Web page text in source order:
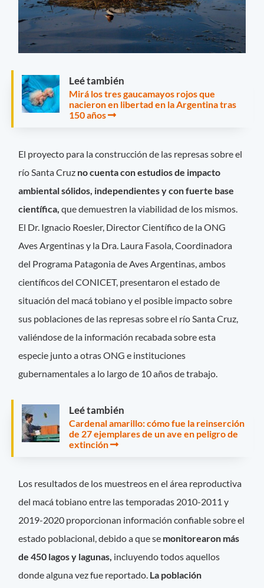
Leé también
Mirá los tres gaucamayos rojos que
nacieron en libertad en la Argentina tras
150 años
El proyecto para la construcción de las represas sobre el
río Santa Cruz no cuenta con estudios de impacto
ambiental sólidos, independientes y con fuerte base
científica, que demuestren la viabilidad de los mismos.
El Dr. Ignacio Roesler, Director Científico de la ONG
Aves Argentinas y la Dra. Laura Fasola, Coordinadora
del Programa Patagonia de Aves Argentinas, ambos
científicos del CONICET, presentaron el estado de
situación del macá tobiano y el posible impacto sobre
sus poblaciones de las represas sobre el río Santa Cruz,
valiéndose de la información recabada sobre esta
especie junto a otras ONG e instituciones
gubernamentales a lo largo de 10 años de trabajo.
Leé también
Cardenal amarillo: cómo fue la reinserción
de 27 ejemplares de un ave en peligro de
extinción
Los resultados de los muestreos en el área reproductiva
del macá tobiano entre las temporadas 2010-2011 y
2019-2020 proporcionan información confiable sobre el
estado poblacional, debido a que se monitorearon más
de 450 lagos y lagunas, incluyendo todos aquellos
donde alguna vez fue reportado. La población